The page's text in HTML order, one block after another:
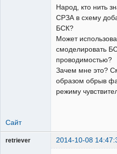
Народ, кто нить
СРЗА в схему
БСК?
Может
смоделировать
проводимостью?
Зачем мне это?
образом обрыв
режиму
Сайт
retriever 2014-10-08